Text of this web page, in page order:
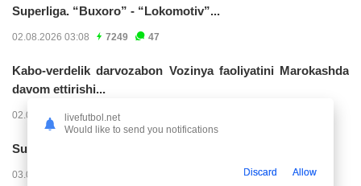
Superliga. “Buxoro” - “Lokomotiv”...
02.08.2026 03:08 7249 47
Kabo-verdelik darvozabon Vozinya faoliyatini Marokashda
davom ettirishi...
02.08.2026 01:08 4005
Superliga. "Dinamo" – "Neftchi" (matnli...
03.08.2026 20:32
livefutbol.net
Would like to send you notifications
Discard Allow